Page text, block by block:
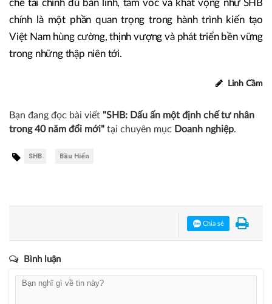
hành cùng nền kinh tế trên con đường hướng tới tăng
trưởng chất lượng và thịnh vượng dài hạn.
Kỷ nguyên mới đã mở ra. Khi đất nước hội tụ đủ thế và lực
chế tài chính đủ bản lĩnh, tầm vóc và khát vọng như SHB
Việt Nam hùng cường, thịnh vượng và phát triển bền vững
trong những thập niên tới.
Doanh nghiệp